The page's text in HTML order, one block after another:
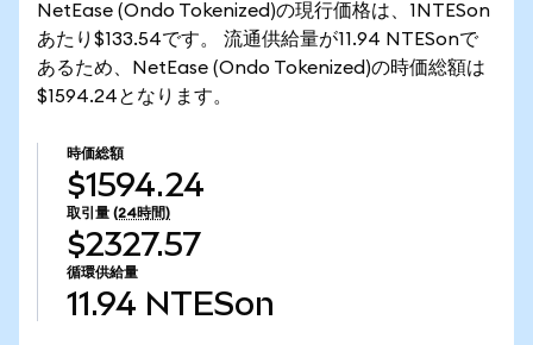
NetEase (Ondo Tokenized)の現行価格は、1NTESon
あたり$133.54です。 流通供給量が11.94 NTESonで
あるため、NetEase (Ondo Tokenized)の時価総額は
$1594.24となります。
時価総額
$1594.24
取引量 (24時間)
$2327.57
循環供給量
11.94 NTESon